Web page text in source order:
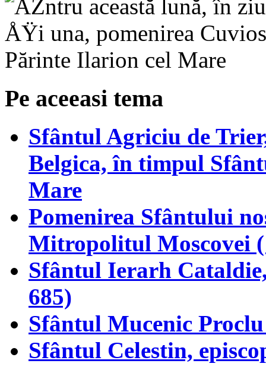
Pe aceeasi tema
Sfântul Agriciu de
Belgica, în timpul
Mare
Pomenirea Sfântului
Mitropolitul Moscovei
Sfântul Ierarh
685)
Sfântul Mucenic
Sfântul Celestin,